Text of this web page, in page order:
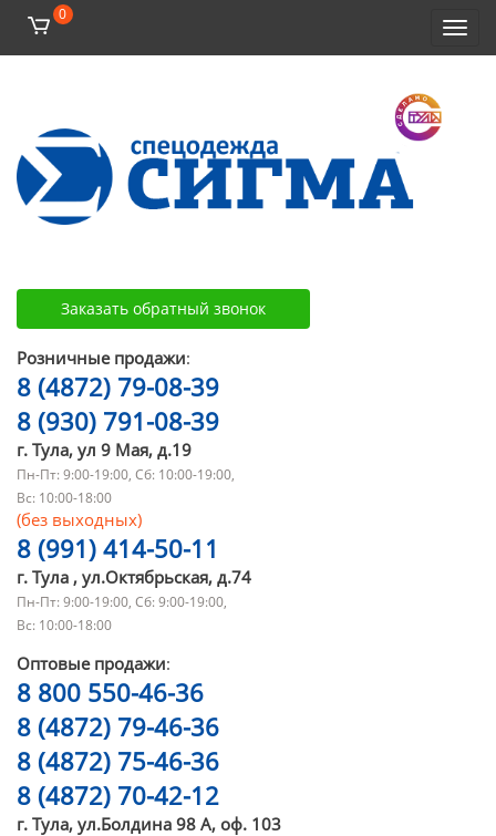
0
Заказать обратный звонок
Розничные продажи:
8 (4872) 79-08-39
8 (930) 791-08-39
г. Тула, ул 9 Мая, д.19
Пн-Пт: 9:00-19:00, Сб: 10:00-19:00,
Вс: 10:00-18:00
(без выходных)
8 (991) 414-50-11
г. Тула , ул.Октябрьская, д.74
Пн-Пт: 9:00-19:00, Сб: 9:00-19:00,
Вс: 10:00-18:00
Оптовые продажи:
8 800 550-46-36
8 (4872) 79-46-36
8 (4872) 75-46-36
8 (4872) 70-42-12
г. Тула, ул.Болдина 98 А, оф. 103